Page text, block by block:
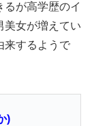
が高学歴のイ
美女が増えてい
来するようで
)